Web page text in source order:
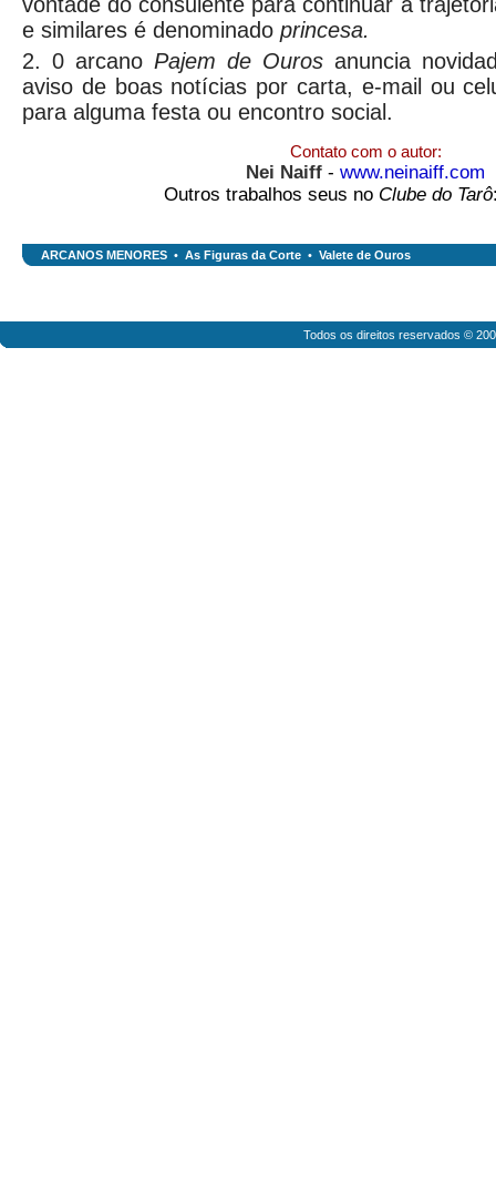
e similares é denominado princesa.
2. 0 arcano Pajem de Ouros anuncia
aviso de boas notícias por carta, e-mail ou
para alguma festa ou encontro social.
Contato com o autor:
Nei Naiff - www.neinaiff.com
Outros trabalhos seus no Clube do Tarô
ARCANOS MENORES • As Figuras da Corte • Valete de Ouros
Todos os direitos reservados ©